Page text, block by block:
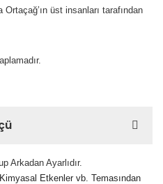
Ortaçağ’ın üst insanları tarafından
Arkadan Ayarlıdır.
Etkenler vb. Temasından